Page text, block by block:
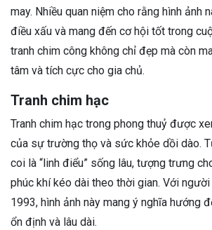
may. Nhiều quan niệm cho rằng hình ảnh
điều xấu và mang đến cơ hội tốt trong
tranh chim công không chỉ đẹp mà còn
tâm và tích cực cho gia chủ.
Tranh chim hạc
Tranh chim hạc trong phong thuỷ được
của sự trường thọ và sức khỏe dồi dào.
coi là “linh điểu” sống lâu, tượng trưng
phúc khí kéo dài theo thời gian. Với
1993, hình ảnh này mang ý nghĩa hướng
ổn định và lâu dài.